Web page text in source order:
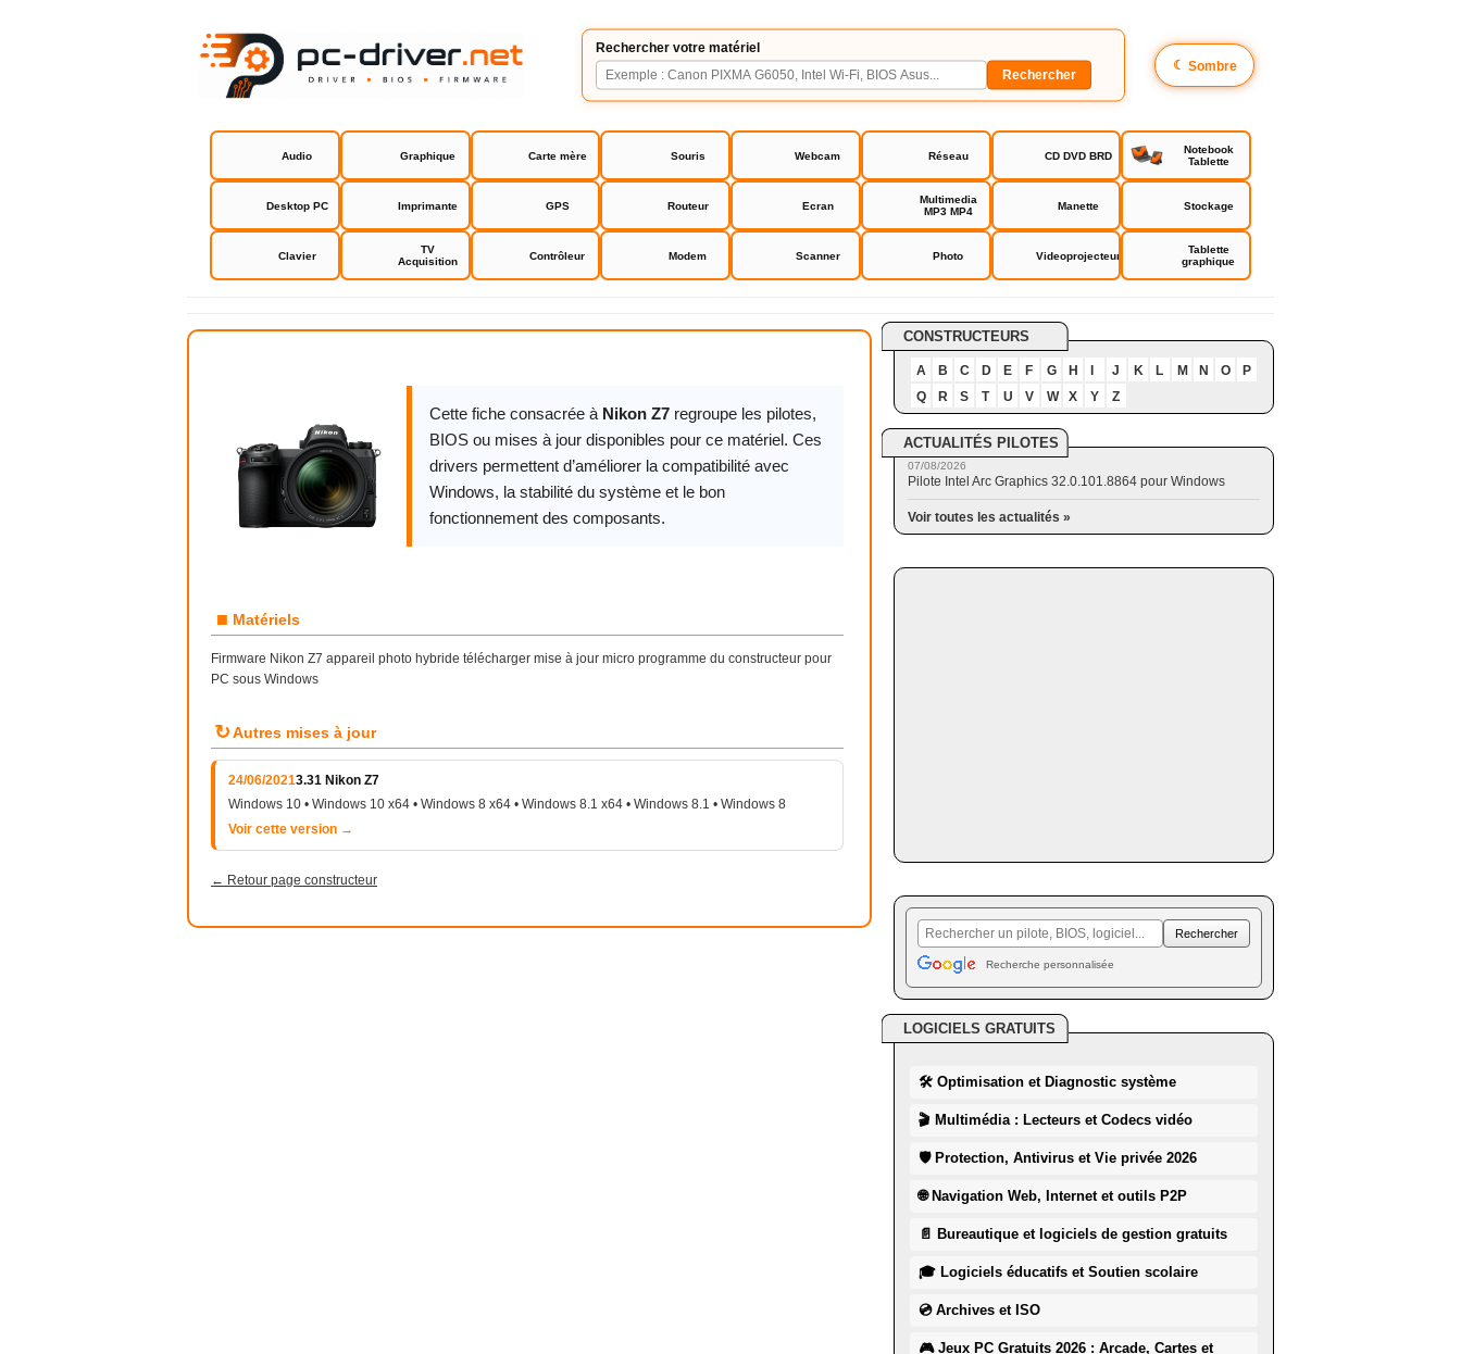
Rechercher votre matériel
☾ Sombre
Audio Graphique Carte mère Souris Webcam Réseau CD DVD BRD
Notebook
Tablette
Desktop PC Imprimante GPS Routeur Ecran
Multimedia
MP3 MP4
Manette Stockage
Clavier
TV
Acquisition
Contrôleur Modem Scanner Photo Videoprojecteur
Tablette
graphique
Nikon Z7
Cette fiche consacrée à Nikon Z7 regroupe les pilotes,
BIOS ou mises à jour disponibles pour ce matériel. Ces
drivers permettent d’améliorer la compatibilité avec
Windows, la stabilité du système et le bon
fonctionnement des composants.
■ Matériels
Firmware Nikon Z7 appareil photo hybride télécharger mise à jour micro programme du constructeur pour
PC sous Windows
↻Autres mises à jour
24/06/20213.31 Nikon Z7
Windows 10 • Windows 10 x64 • Windows 8 x64 • Windows 8.1 x64 • Windows 8.1 • Windows 8
Voir cette version →
← Retour page constructeur
CONSTRUCTEURS
A B C D E F G H J K L M N O
P
Q
R S T U V W X Y Z
ACTUALITÉS PILOTES
07/08/2026
Pilote Intel Arc Graphics 32.0.101.8864 pour Windows
Voir toutes les actualités »
Recherche personnalisée
LOGICIELS GRATUITS
🛠 Optimisation et Diagnostic système
🎬 Multimédia : Lecteurs et Codecs vidéo
🛡 Protection, Antivirus et Vie privée 2026
🌐 Navigation Web, Internet et outils P2P
📄 Bureautique et logiciels de gestion gratuits
🎓 Logiciels éducatifs et Soutien scolaire
💿 Archives et ISO
🎮 Jeux PC Gratuits 2026 : Arcade, Cartes et